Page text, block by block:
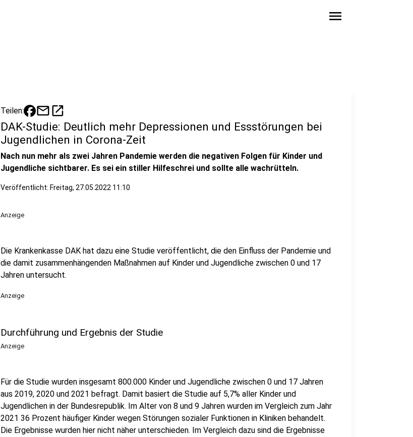
menu
Teilen: mailopen_in_new
DAK-Studie: Deutlich mehr Depressionen und Essstörungen bei
Jugendlichen in Corona-Zeit
Nach nun mehr als zwei Jahren Pandemie werden die negativen Folgen für Kinder und
Jugendliche sichtbarer. Es sei ein stiller Hilfeschrei und sollte alle wachrütteln.
Veröffentlicht: Freitag, 27.05.2022 11:10
Anzeige
Die Krankenkasse DAK hat dazu eine Studie veröffentlicht, die den Einfluss der Pandemie und
die damit zusammenhängenden Maßnahmen auf Kinder und Jugendliche zwischen 0 und 17
Jahren untersucht.
Anzeige
Durchführung und Ergebnis der Studie
Anzeige
Für die Studie wurden insgesamt 800.000 Kinder und Jugendliche zwischen 0 und 17 Jahren
aus 2019, 2020 und 2021 befragt. Damit basiert die Studie auf 5,7% aller Kinder und
Jugendlichen in der Bundesrepublik. Im Alter von 8 und 9 Jahren wurden im Vergleich zum Jahr
2021 36 Prozent häufiger Kinder wegen Störungen sozialer Funktionen in Kliniken behandelt.
Die Ergebnisse wurden hier nicht näher unterschieden. Im Vergleich dazu sind die Ergebnisse